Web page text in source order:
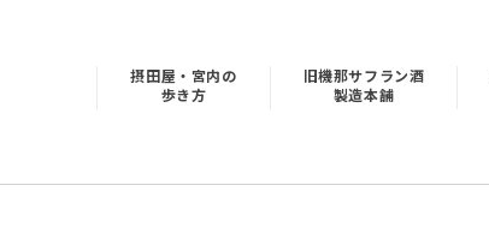
摂田屋・宮内の
歩き方
旧機那サフラン酒
製造本舗